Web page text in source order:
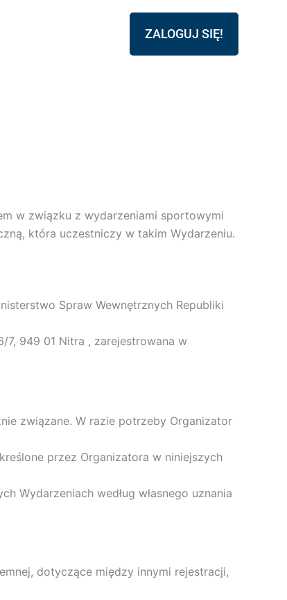
ZALOGUJ SIĘ!
w związku z wydarzeniami sportowymi
która uczestniczy w takim Wydarzeniu.
Spraw Wewnętrznych Republiki
7, 949 01 Nitra , zarejestrowana w
związane. W razie potrzeby Organizator
przez Organizatora w niniejszych
Wydarzeniach według własnego uznania
dotyczące między innymi rejestracji,